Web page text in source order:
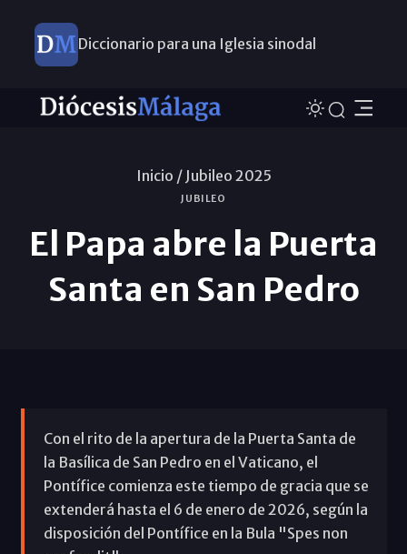
Diccionario para una Iglesia sinodal
Nuevos nombramientos
Inicio / Jubileo 2025
JUBILEO
El Papa abre la Puerta
Santa en San Pedro
Con el rito de la apertura de la Puerta Santa de
la Basílica de San Pedro en el Vaticano, el
Pontífice comienza este tiempo de gracia que se
extenderá hasta el 6 de enero de 2026, según la
disposición del Pontífice en la Bula "Spes non